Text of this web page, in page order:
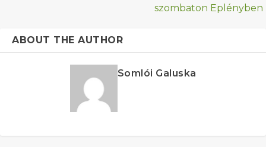
szombaton Eplényben
ABOUT THE AUTHOR
Somlói Galuska